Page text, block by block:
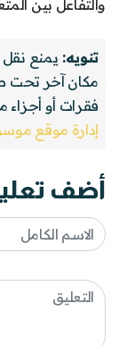
والتفاعل بين
تنويه: يمنع نقل
مكان آخر تحت
فقرات أو
إدارة موقع
أضف